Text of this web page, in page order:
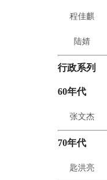
程佳麒
陆婧
行政系列
60年代
张文杰
70年代
匙洪亮